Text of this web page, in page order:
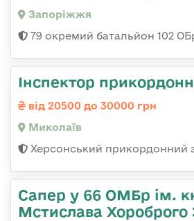
Запоріжжя
79 окремий батальйон 102
Інспектор
від 20500 до 30000 грн
Миколаїв
Херсонський прикордонний
Сапер у 66 ОМБр ім.
Мстислава Хороброго